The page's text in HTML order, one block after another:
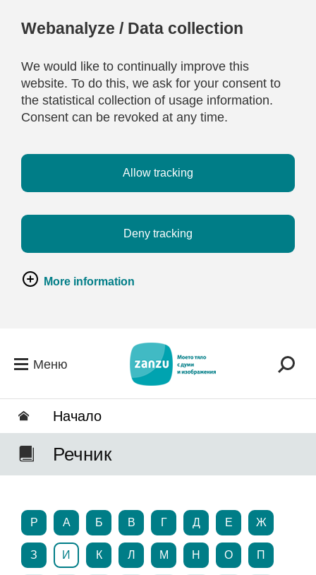
Webanalyze / Data collection
We would like to continually improve this
website. To do this, we ask for your consent to
the statistical collection of usage information.
Consent can be revoked at any time.
Allow tracking
Deny tracking
More information
Меню
Hачало
Речник
P А Б В Г Д Е Ж
З И К Л М Н О П